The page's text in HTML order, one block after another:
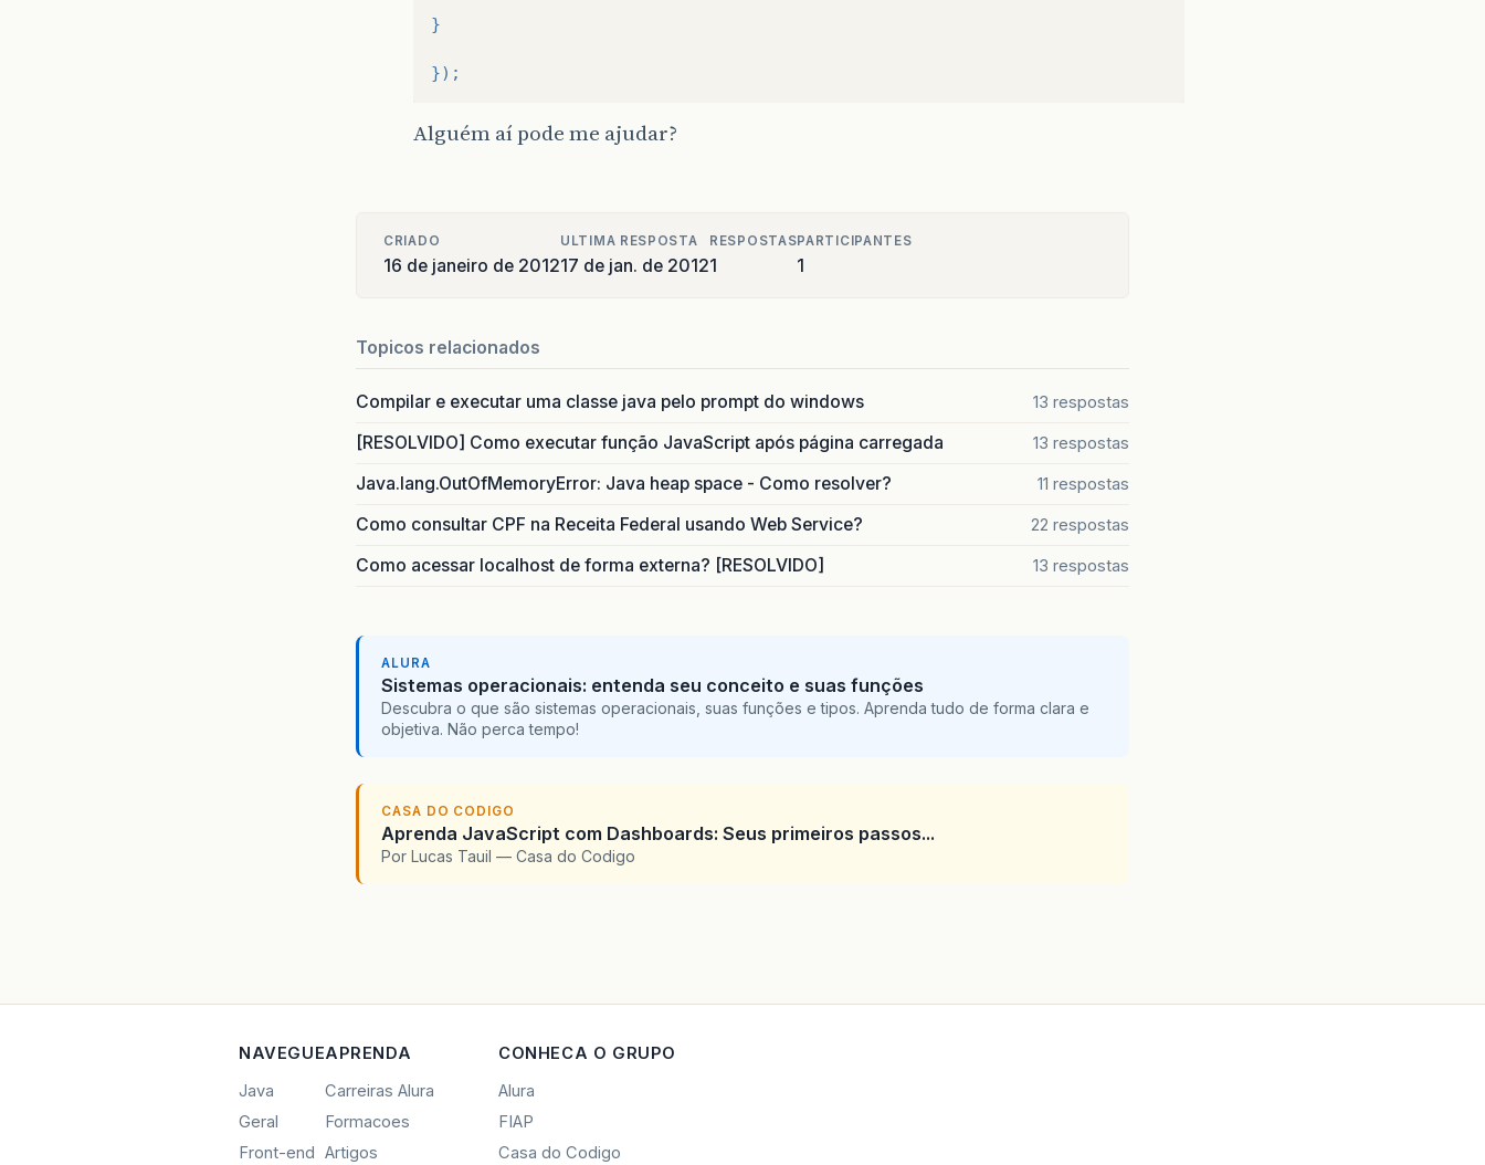
}
});
Alguém aí pode me ajudar?
CRIADO
16 de janeiro de 2012
ULTIMA RESPOSTA
17 de jan. de 2012
RESPOSTAS
1
PARTICIPANTES
1
Topicos relacionados
Compilar e executar uma classe java pelo prompt do windows 13 respostas
[RESOLVIDO] Como executar função JavaScript após página carregada 13 respostas
Java.lang.OutOfMemoryError: Java heap space - Como resolver? 11 respostas
Como consultar CPF na Receita Federal usando Web Service? 22 respostas
Como acessar localhost de forma externa? [RESOLVIDO] 13 respostas
ALURA
Sistemas operacionais: entenda seu conceito e suas funções
Descubra o que são sistemas operacionais, suas funções e tipos. Aprenda tudo de forma clara e
objetiva. Não perca tempo!
CASA DO CODIGO
Aprenda JavaScript com Dashboards: Seus primeiros passos...
Por Lucas Tauil — Casa do Codigo
NAVEGUE
Java
Geral
Front-end
APRENDA
Carreiras Alura
Formacoes
Artigos
CONHECA O GRUPO
Alura
FIAP
Casa do Codigo